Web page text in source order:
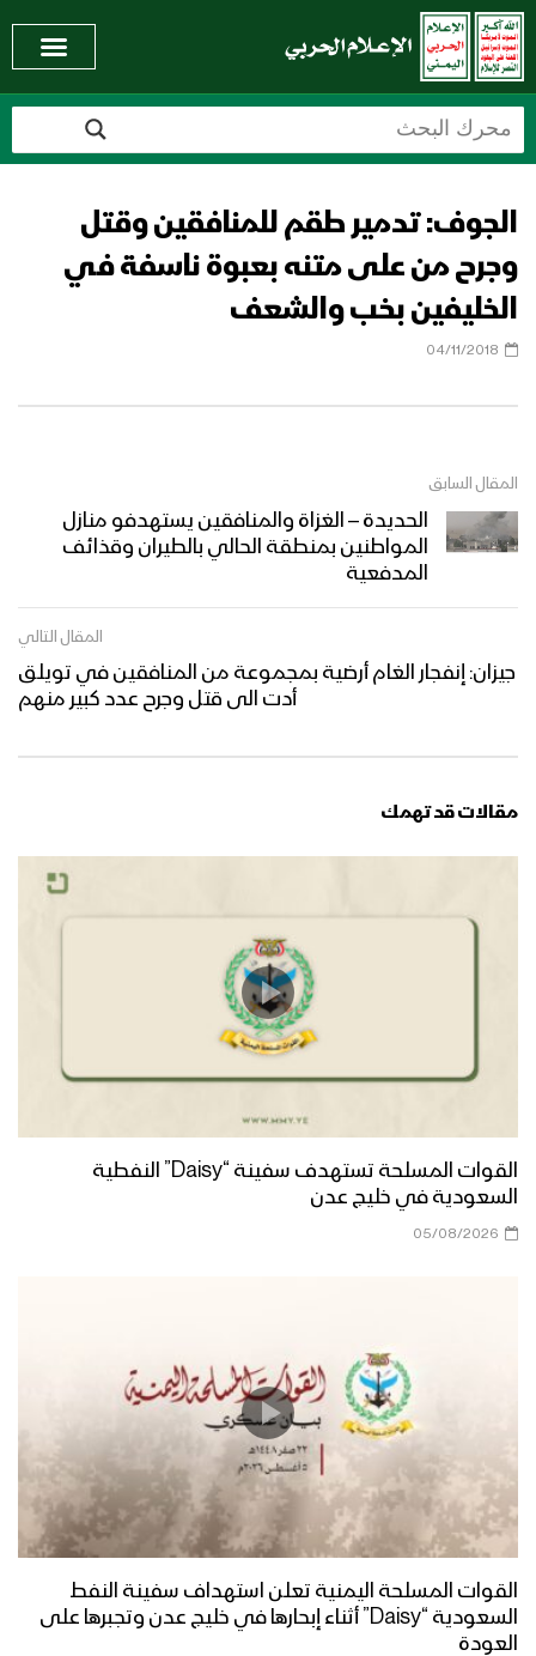
الجوف: تدمير طقم للمنافقين وقتل
وجرح من على متنه بعبوة ناسفة في
الخليفين بخب والشعف
04/11/2018
المقال السابق
الحديدة – الغزاة والمنافقين يستهدفو منازل
المواطنين بمنطقة الحالي بالطيران وقذائف
المدفعية
المقال التالي
جيزان: إنفجار الغام أرضية بمجموعة من المنافقين في تويلق
أدت الى قتل وجرح عدد كبير منهم
مقالات قد تهمك
القوات المسلحة تستهدف سفينة “Daisy” النفطية
السعودية في خليج عدن
05/08/2026
القوات المسلحة اليمنية تعلن استهداف سفينة النفط
السعودية “Daisy” أثناء إبحارها في خليج عدن وتجبرها على
العودة